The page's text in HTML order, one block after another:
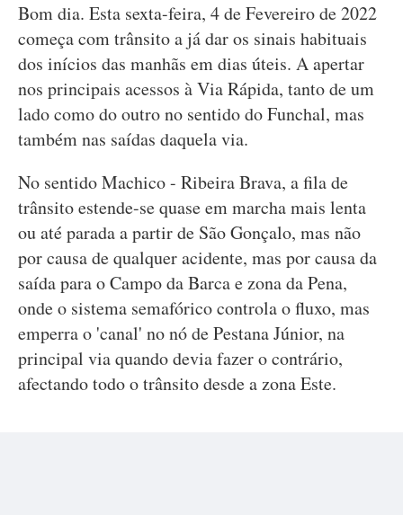
Bom dia. Esta sexta-feira, 4 de Fevereiro de 2022
começa com trânsito a já dar os sinais habituais
dos inícios das manhãs em dias úteis. A apertar
nos principais acessos à Via Rápida, tanto de um
lado como do outro no sentido do Funchal, mas
também nas saídas daquela via.
No sentido Machico - Ribeira Brava, a fila de
trânsito estende-se quase em marcha mais lenta
ou até parada a partir de São Gonçalo, mas não
por causa de qualquer acidente, mas por causa da
saída para o Campo da Barca e zona da Pena,
onde o sistema semafórico controla o fluxo, mas
emperra o 'canal' no nó de Pestana Júnior, na
principal via quando devia fazer o contrário,
afectando todo o trânsito desde a zona Este.